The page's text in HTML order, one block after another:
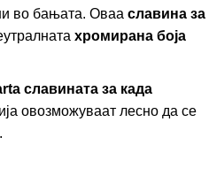
во бањата. Оваа славина за
хромирана боја
славината за када
овозможуваат лесно да се